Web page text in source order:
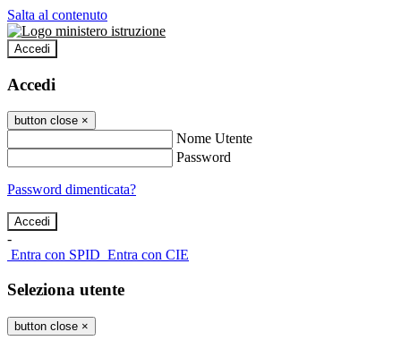
Salta al contenuto
Accedi
Accedi
button close ×
Nome Utente
Password
Password dimenticata?
-
Entra con SPID Entra con CIE
Seleziona utente
button close ×